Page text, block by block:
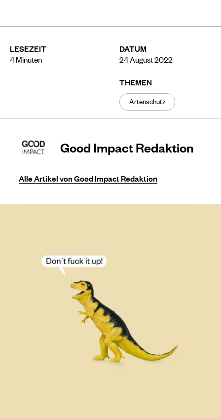
LESEZEIT
4Minuten
DATUM
24 August 2022
THEMEN
Artenschutz
Good Impact Redaktion
Alle Artikel von Good Impact Redaktion